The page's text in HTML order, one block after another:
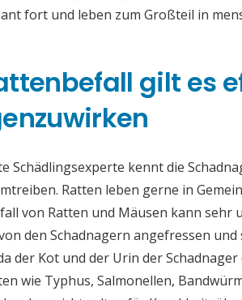
fort und leben zum Großteil in
gilt es
Schädlingsexperte kennt die
Ratten leben gerne in
von Ratten und Mäusen kann sehr
den Schadnagern angefressen
der Kot und der Urin der
wie Typhus, Salmonellen,